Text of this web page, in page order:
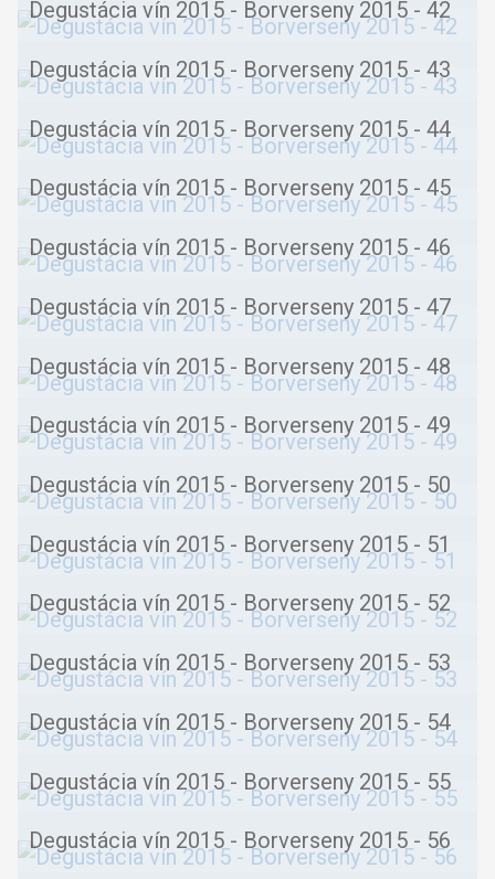
Degustácia vín 2015 - Borverseny 2015 - 42
Degustácia vín 2015 - Borverseny 2015 - 43
Degustácia vín 2015 - Borverseny 2015 - 44
Degustácia vín 2015 - Borverseny 2015 - 45
Degustácia vín 2015 - Borverseny 2015 - 46
Degustácia vín 2015 - Borverseny 2015 - 47
Degustácia vín 2015 - Borverseny 2015 - 48
Degustácia vín 2015 - Borverseny 2015 - 49
Degustácia vín 2015 - Borverseny 2015 - 50
Degustácia vín 2015 - Borverseny 2015 - 51
Degustácia vín 2015 - Borverseny 2015 - 52
Degustácia vín 2015 - Borverseny 2015 - 53
Degustácia vín 2015 - Borverseny 2015 - 54
Degustácia vín 2015 - Borverseny 2015 - 55
Degustácia vín 2015 - Borverseny 2015 - 56